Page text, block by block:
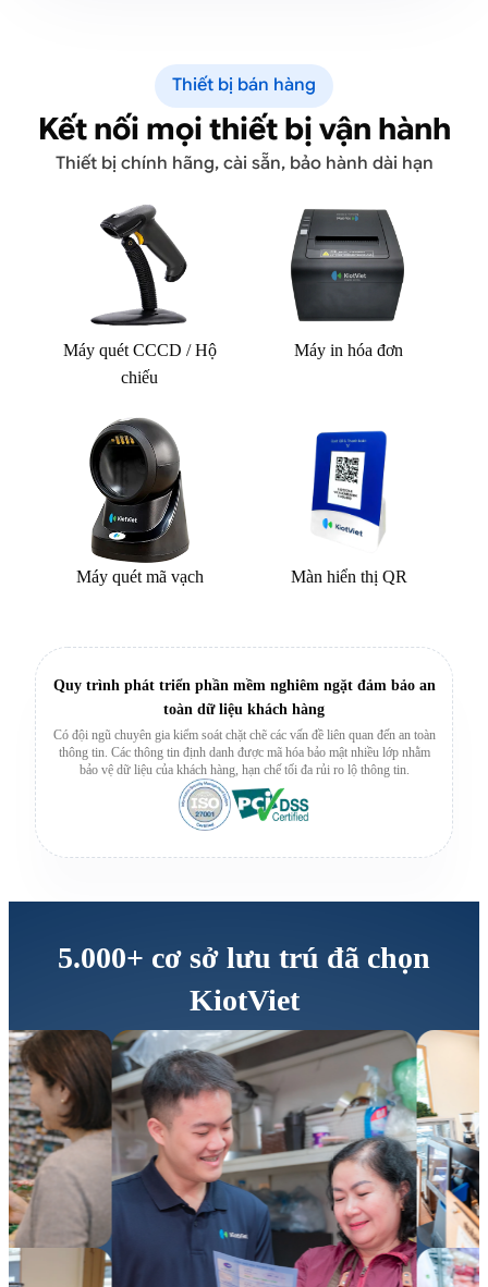
Thiết bị bán hàng
Kết nối mọi thiết bị vận hành
Thiết bị chính hãng, cài sẵn, bảo hành dài hạn
Máy quét CCCD / Hộ
chiếu
Máy in hóa đơn
Máy quét mã vạch Màn hiển thị QR
Quy trình phát triển phần mềm nghiêm ngặt đảm bảo an
toàn dữ liệu khách hàng
Có đội ngũ chuyên gia kiểm soát chặt chẽ các vấn đề liên quan đến an toàn
thông tin. Các thông tin định danh được mã hóa bảo mật nhiều lớp nhằm
bảo vệ dữ liệu của khách hàng, hạn chế tối đa rủi ro lộ thông tin.
5.000+ cơ sở lưu trú đã chọn
KiotViet